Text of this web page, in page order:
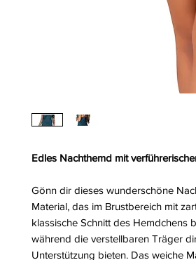
Edles Nachthemd mit
Gönn dir dieses wunderschöne
Material, das im Brustbereich mit
klassische Schnitt des Hemdchens
während die verstellbaren Träger
Unterstützung bieten. Das weiche